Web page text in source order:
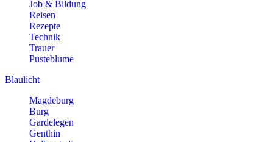
Job & Bildung
Reisen
Rezepte
Technik
Trauer
Pusteblume
Blaulicht
Magdeburg
Burg
Gardelegen
Genthin